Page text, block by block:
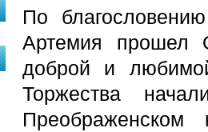
По
Артемия прошел
доброй и
Торжества
Преображенском